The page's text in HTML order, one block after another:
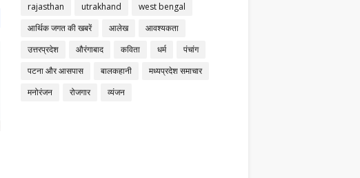
rajasthan
utrakhand
west bengal
आर्थिक जगत की खबरें
आलेख
आवश्यकता
उत्तरप्रदेश
औरंगाबाद कविता धर्म
पंचांग
पटना और आसपास
बालकहानी
मध्यप्रदेश समाचार
मनोरंजन
रोजगार व्यंजन